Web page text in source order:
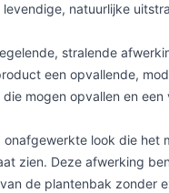
levendige, natuurlijke
stralende
een opvallende,
mogen opvallen en een
onafgewerkte look die het
zien. Deze afwerking
de plantenbak zonder